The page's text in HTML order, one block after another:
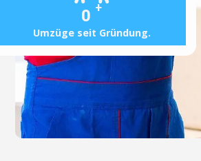
0 +
Umzüge seit Gründung.